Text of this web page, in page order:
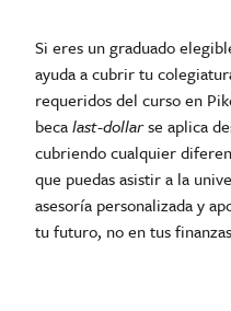
Si eres un graduado
ayuda a cubrir tu
requeridos del curso en
becalast-dollarse aplica
cubriendo cualquier
que puedas asistir a la
asesoría personalizada y
tu futuro, no en tus